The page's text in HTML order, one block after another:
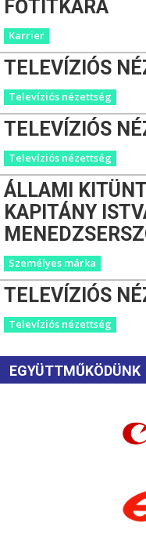
FŐTITKÁRA
Karrier
TELEVÍZIÓS
Televíziós nézettség
TELEVÍZIÓS
Televíziós nézettség
ÁLLAMI
KAPITÁNY
Személyes márka
TELEVÍZIÓS
Televíziós nézettség
EGYÜTTMŰKÖDÜNK